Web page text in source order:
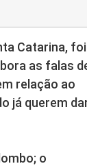
Catarina, foi
as falas
relação ao
já querem
o